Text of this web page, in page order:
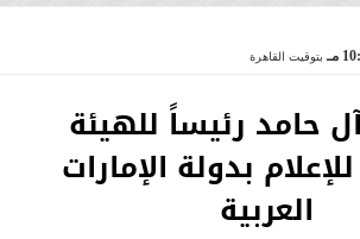
مـ بتوقيت القاهرة
حامد رئيساً للهيئة
بدولة الإمارات
العربية